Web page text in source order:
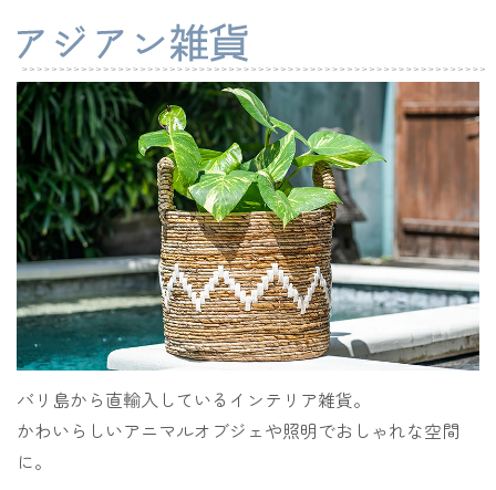
バリ島から直輸入しているインテリア雑貨。
かわいらしいアニマルオブジェや照明でおしゃれな空間
に。